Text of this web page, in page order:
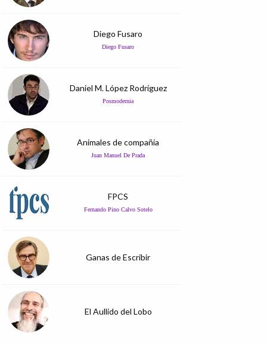
Diego Fusaro
Diego Fusaro
Daniel M. López Rodríguez
Posmodernia
Animales de compañía
Juan Manuel De Prada
FPCS
Fernando Pino Calvo Sotelo
Ganas de Escribir
El Aullido del Lobo